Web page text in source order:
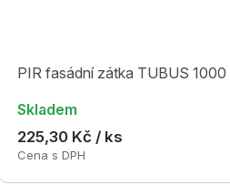
PIR fasádní zátka TUBUS 1000
Skladem
225,30 Kč / ks
Cena s DPH